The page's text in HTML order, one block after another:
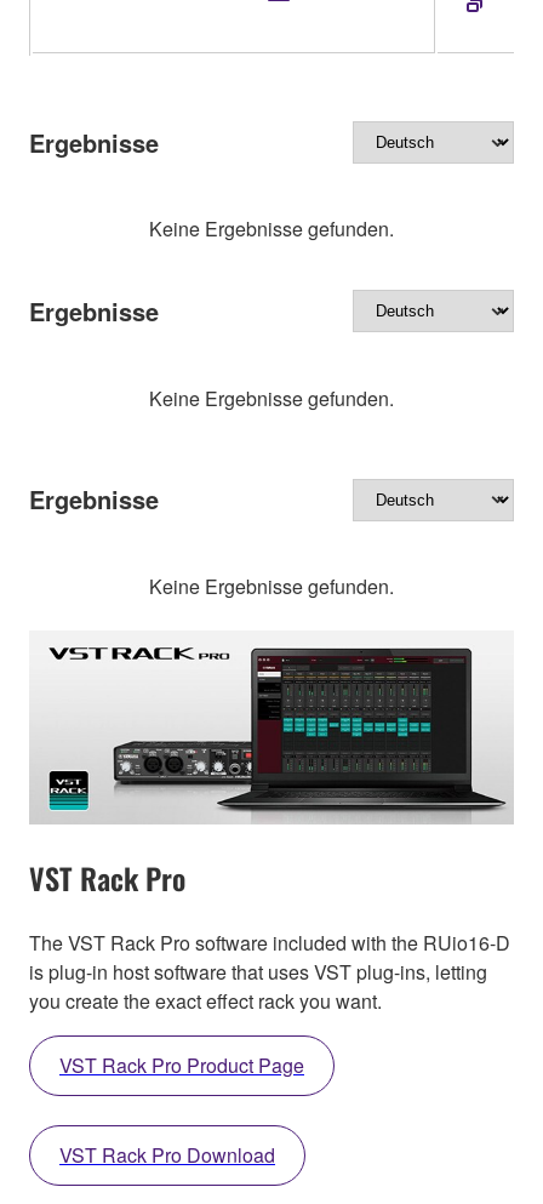
Ergebnisse
Keine Ergebnisse gefunden.
Ergebnisse
Keine Ergebnisse gefunden.
Ergebnisse
Keine Ergebnisse gefunden.
VST Rack Pro
The VST Rack Pro software included with the RUio16-D
is plug-in host software that uses VST plug-ins, letting
you create the exact effect rack you want.
VST Rack Pro Product Page
VST Rack Pro Download